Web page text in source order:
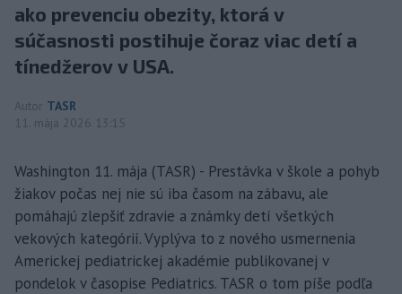
ako prevenciu obezity, ktorá v
súčasnosti postihuje čoraz viac detí a
tínedžerov v USA.
Autor TASR
11. mája 2026 13:15
Washington 11. mája (TASR) - Prestávka v škole a pohyb
žiakov počas nej nie sú iba časom na zábavu, ale
pomáhajú zlepšiť zdravie a známky detí všetkých
vekových kategórií. Vyplýva to z nového usmernenia
Americkej pediatrickej akadémie publikovanej v
pondelok v časopise Pediatrics. TASR o tom píše podľa